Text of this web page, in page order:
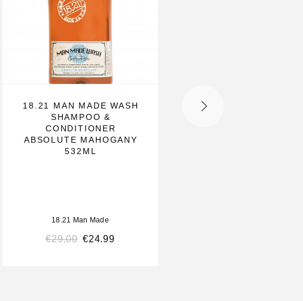
18.21 MAN MADE WASH
SHAMPOO &
CONDITIONER
ABSOLUTE MAHOGANY
532ML
18.21 Man Made
€29.00 €24.99